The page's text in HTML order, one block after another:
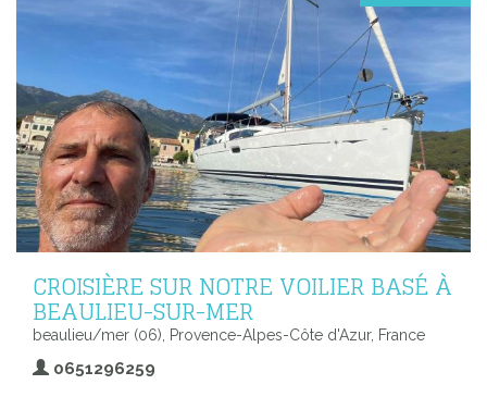
CROISIÈRE SUR NOTRE VOILIER BASÉ À
BEAULIEU-SUR-MER
beaulieu/mer (06), Provence-Alpes-Côte d'Azur, France
0651296259